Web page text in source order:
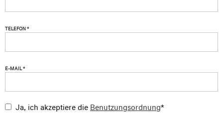
TELEFON *
E-MAIL *
Ja, ich akzeptiere die Benutzungsordnung*